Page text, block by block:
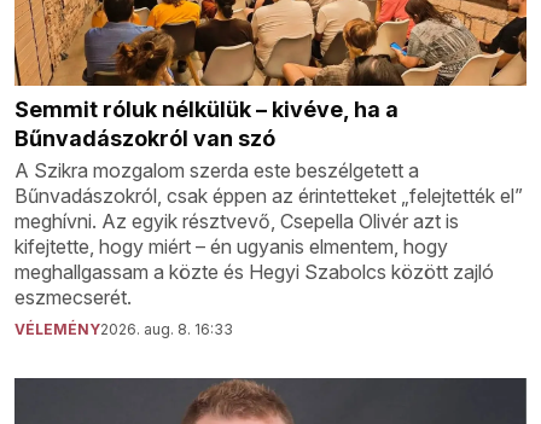
Semmit róluk nélkülük – kivéve, ha a
Bűnvadászokról van szó
A Szikra mozgalom szerda este beszélgetett a
Bűnvadászokról, csak éppen az érintetteket „felejtették el”
meghívni. Az egyik résztvevő, Csepella Olivér azt is
kifejtette, hogy miért – én ugyanis elmentem, hogy
meghallgassam a közte és Hegyi Szabolcs között zajló
eszmecserét.
VÉLEMÉNY2026. aug. 8. 16:33